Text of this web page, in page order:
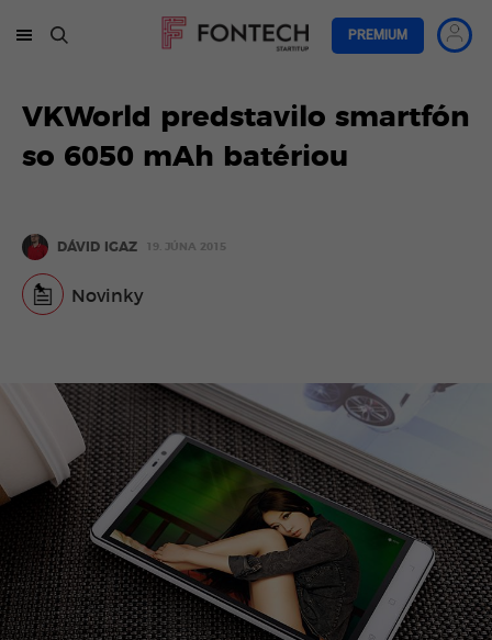
PREMIUM
VKWorld predstavilo smartfón
so 6050 mAh batériou
DÁVID IGAZ 19. JÚNA 2015
Novinky